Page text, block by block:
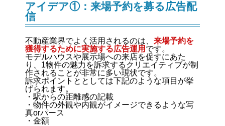
アイデア①：来場予約を募る広告配
信
不動産業界でよく活用されるのは、 来場予約を
獲得するために実施する広告運用 です。
モデルハウスや展示場への来店を促すにあた
り、1物件の魅力を訴求するクリエイティブが制
作されることが非常に多い現状です。
訴求ポイントととしては下記のような項目が挙
げられます。
・駅からの距離感の記載
・物件の外観や内観がイメージできるような写
真orパース
・金額